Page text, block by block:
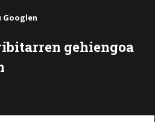
Googlen
gehiengoa